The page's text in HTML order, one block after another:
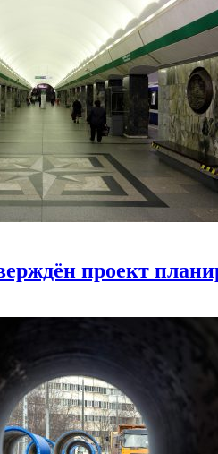
проект